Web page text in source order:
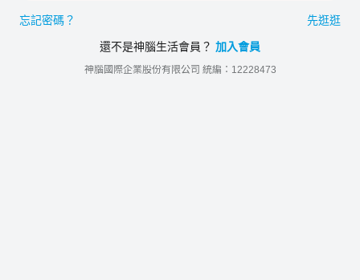
忘記密碼？ 先逛逛
還不是神腦生活會員？ 加入會員
神腦國際企業股份有限公司 統編：12228473